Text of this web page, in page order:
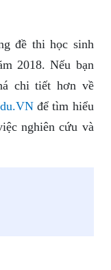
đề thi học sinh
2018. Nếu bạn
chi tiết hơn về
để tìm hiểu
nghiên cứu và